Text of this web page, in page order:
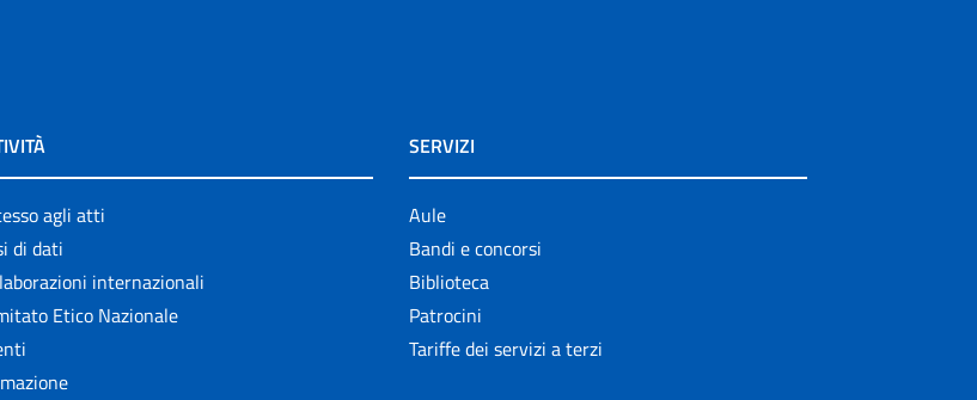
agli atti
di dati
internazionali
Etico Nazionale
SERVIZI
Aule
Bandi e concorsi
Biblioteca
Patrocini
Tariffe dei servizi a terzi